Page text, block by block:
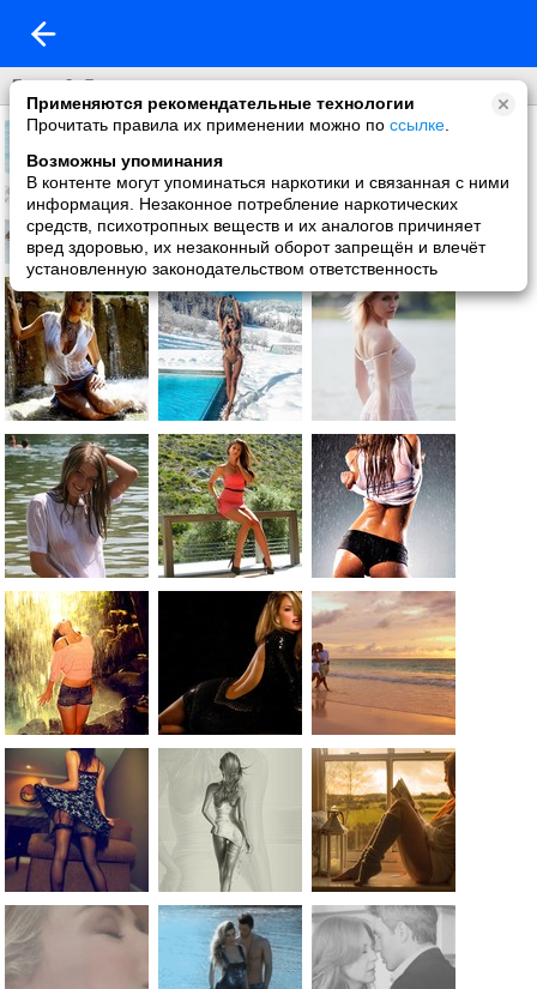
Применяются рекомендательные технологии
Прочитать правила их применении можно по ссылке
Возможны упоминания
В контенте могут упоминаться наркотики и связанная с ними
информация. Незаконное потребление наркотических
средств, психотропных веществ и их аналогов причиняет
вред здоровью, их незаконный оборот запрещён и влечёт
установленную законодательством ответственность
Леди & Джентльмены